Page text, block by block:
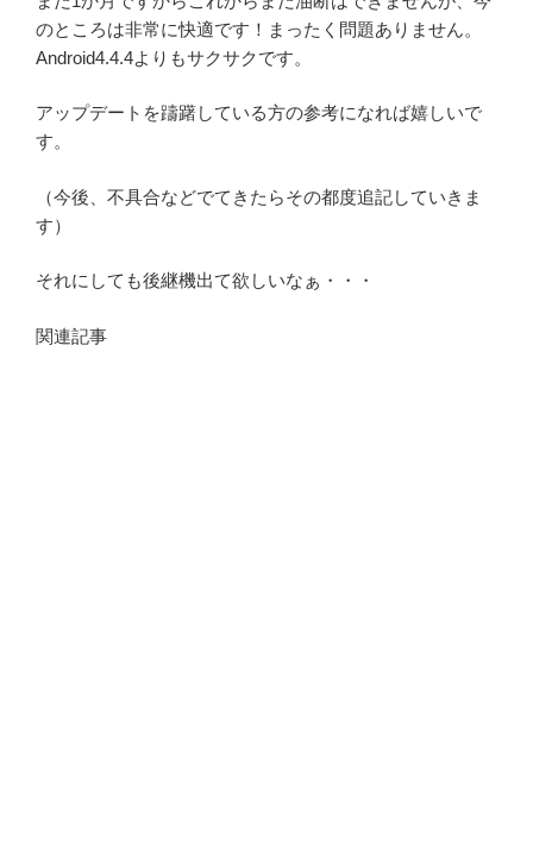
のところは非常に快適です！まったく問題ありません。
Android4.4.4よりもサクサクです。
アップデートを躊躇している方の参考になれば嬉しいで
す。
（今後、不具合などでてきたらその都度追記していきま
す）
それにしても後継機出て欲しいなぁ・・・
関連記事